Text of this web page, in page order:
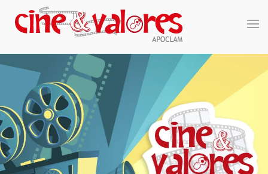
Skip to main content